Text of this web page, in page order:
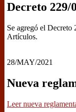
Decreto 229/
Se agregó el Decreto
Artículos.
28/MAY/2021
Nueva
Leer nueva